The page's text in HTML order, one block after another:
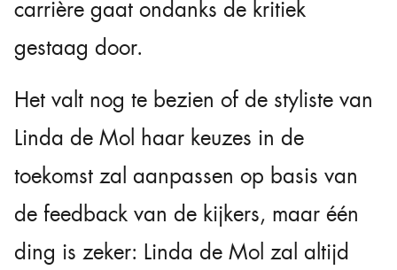
carrière gaat ondanks de kritiek
gestaag door.
Het valt nog te bezien of de styliste van
Linda de Mol haar keuzes in de
toekomst zal aanpassen op basis van
de feedback van de kijkers, maar één
ding is zeker: Linda de Mol zal altijd